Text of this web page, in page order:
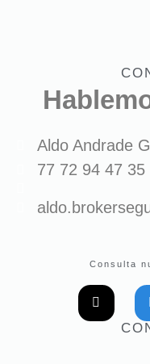
Consulta
Aldo Andrade
77 72 94 47 35